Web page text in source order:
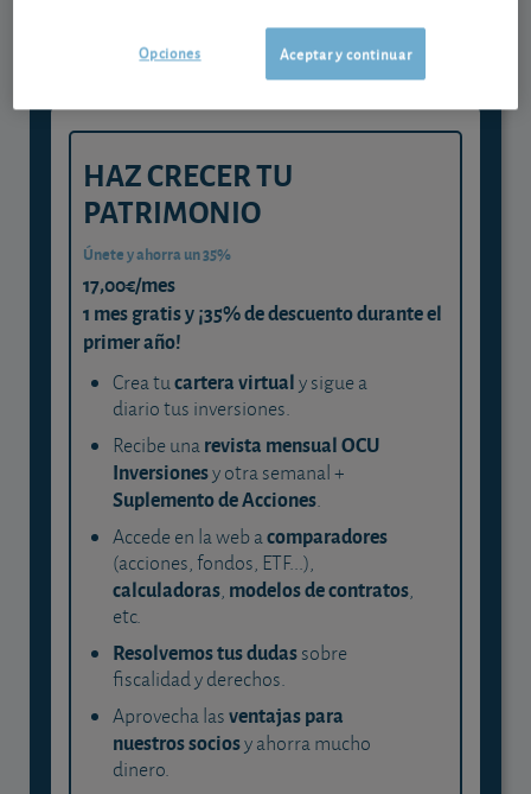
para ti
HAZ CRECER TU
PATRIMONIO
Únete y ahorra un 35%
17,00€/mes
1 mes gratis y ¡35% de descuento durante el
primer año!
Crea tucartera virtualy sigue a
diario tus inversiones.
Recibe unarevista mensual OCU
Inversionesy otra semanal +
Suplemento de Acciones.
Accede en la web acomparadores
(acciones, fondos, ETF...),
calculadoras, modelos de contratos,
etc.
Resolvemos tus dudassobre
fiscalidad y derechos.
Aprovecha lasventajas para
nuestros sociosy ahorra mucho
dinero.
Aceptar y continuar
Opciones